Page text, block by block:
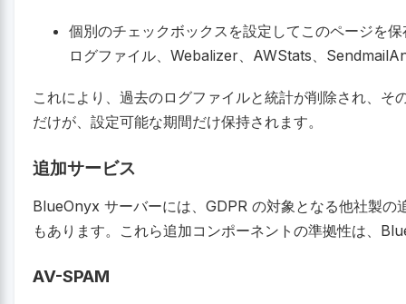
個別のチェックボックスを設定してこのページを
ログファイル、Webalizer、AWStats、
これにより、過去のログファイルと統計が削除され、
だけが、設定可能な期間だけ保持されます。
追加サービス
BlueOnyx サーバーには、GDPR の対象となる他社製の
もあります。これら追加コンポーネントの準拠性は、
AV-SPAM